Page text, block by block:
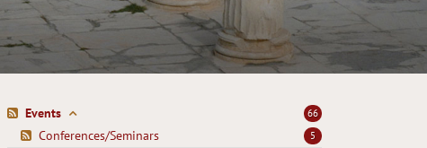
66
Events
5
Conferences/Seminars